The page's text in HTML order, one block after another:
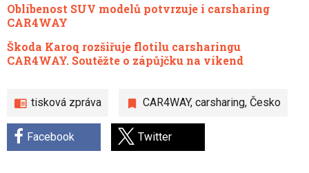
tisková zpráva CAR4WAY, carsharing, Česko
Facebook Twitter
Oblíbenost SUV modelů potvrzuje i carsharing
CAR4WAY
Škoda Karoq rozšiřuje flotilu carsharingu
CAR4WAY. Soutěžte o zápůjčku na víkend